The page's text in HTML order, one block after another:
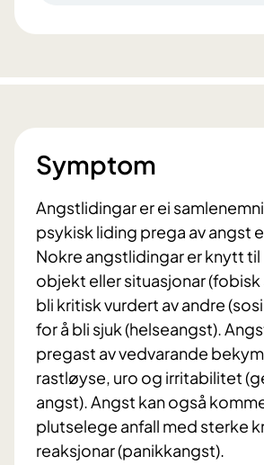
Symptom
Angstlidingar er ei
psykisk liding prega av angst
Nokre angstlidingar er knytt
objekt eller situasjonar (fobisk
bli kritisk vurdert av andre
for å bli sjuk (helseangst).
pregast av vedvarande
rastløyse, uro og irritabilitet
angst). Angst kan også
plutselege anfall med sterke
reaksjonar (panikkangst).